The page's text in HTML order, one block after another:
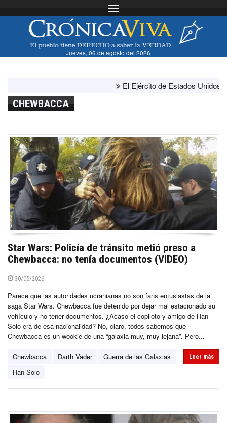
Toggle navigation
Jueves, 06 de agosto del 2026
El Ejército de Estados Unidos ha
CHEWBACCA
Star Wars: Policía de tránsito metió preso a
Chewbacca: no tenía documentos (VIDEO)
30/05/2026
Parece que las autoridades ucranianas no son fans entusiastas de la
saga Star Wars. Chewbacca fue detenido por dejar mal estacionado su
vehículo y no tener documentos. ¿Acaso el copiloto y amigo de Han
Solo era de esa nacionalidad? No, claro, todos sabemos que
Chewbacca es un wookie de una “galaxia muy, muy lejana”. Pero...
Chewbacca Darth Vader
Guerra de las Galaxias
Han Solo
Leer más